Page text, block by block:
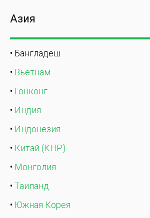
Азия
• Бангладеш
• Вьетнам
• Гонконг
• Индия
• Индонезия
• Китай (КНР)
• Монголия
• Таиланд
• Южная Корея